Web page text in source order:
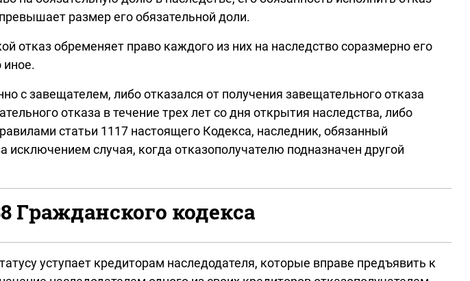
размер его обязательной доли.
отказ обременяет право каждого из них на наследство соразмерно его
иное.
с завещателем, либо отказался от получения завещательного отказа
отказа в течение трех лет со дня открытия наследства, либо
статьи 1117 настоящего Кодекса, наследник, обязанный
исключением случая, когда отказополучателю подназначен другой
Гражданского кодекса
уступает кредиторам наследодателя, которые вправе предъявить к